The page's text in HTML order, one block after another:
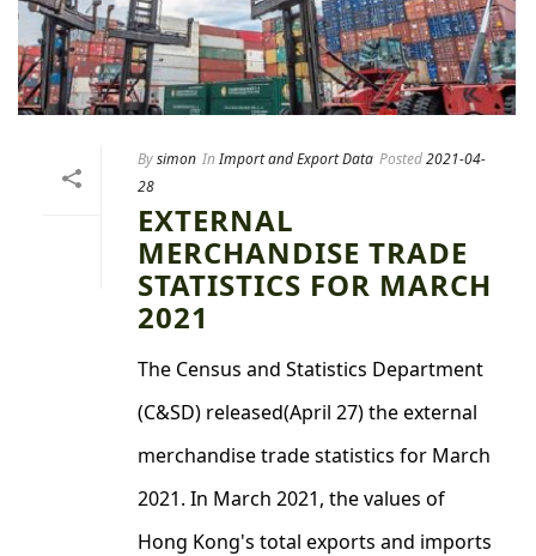
Bysimon InImport and Export Data Posted2021-04-
28
EXTERNAL
MERCHANDISE TRADE
STATISTICS FOR MARCH
2021
The Census and Statistics Department
(C&SD) released(April 27) the external
merchandise trade statistics for March
2021. In March 2021, the values of
Hong Kong's total exports and imports